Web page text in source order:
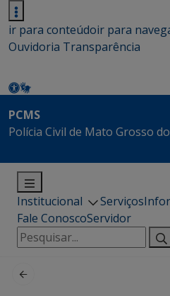
ir para conteúdoir para
Ouvidoria Transparência
PCMS
Polícia Civil de Mato Grosso
Institucional Serviços
Fale ConoscoServidor
Pesquisar
por: